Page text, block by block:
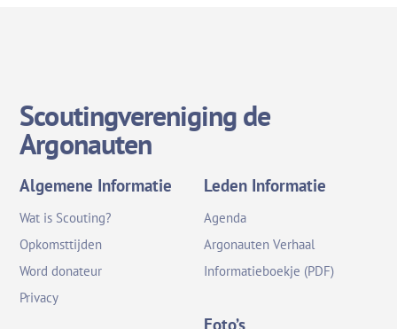
Scoutingvereniging de
Argonauten
Algemene Informatie
Wat is Scouting?
Opkomsttijden
Word donateur
Privacy
Leden Informatie
Agenda
Argonauten Verhaal
Informatieboekje (PDF)